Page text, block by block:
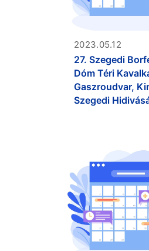
2023.05.12
27. Szegedi
Dóm Téri
Gaszroudvar,
Szegedi